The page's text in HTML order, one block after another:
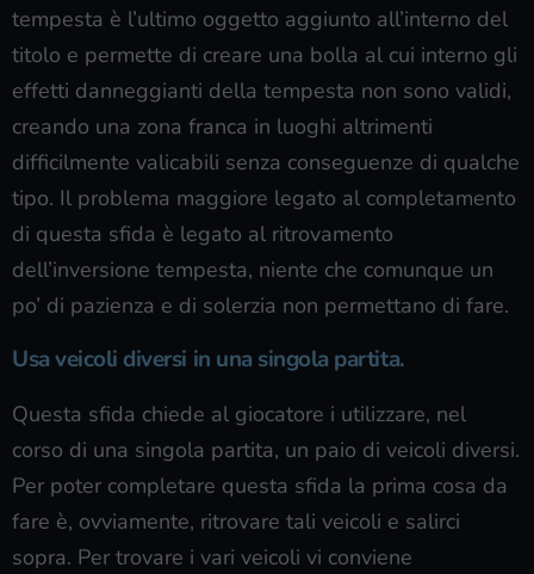
tempesta è l’ultimo oggetto aggiunto all’interno del
titolo e permette di creare una bolla al cui interno gli
effetti danneggianti della tempesta non sono validi,
creando una zona franca in luoghi altrimenti
difficilmente valicabili senza conseguenze di qualche
tipo. Il problema maggiore legato al completamento
di questa sfida è legato al ritrovamento
dell’inversione tempesta, niente che comunque un
po’ di pazienza e di solerzia non permettano di fare.
Usa veicoli diversi in una singola partita.
Questa sfida chiede al giocatore i utilizzare, nel
corso di una singola partita, un paio di veicoli diversi.
Per poter completare questa sfida la prima cosa da
fare è, ovviamente, ritrovare tali veicoli e salirci
sopra. Per trovare i vari veicoli vi conviene